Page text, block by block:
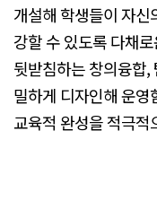
개설해 학생들이 자
강할 수 있도록 다채
뒷받침하는 창의융합
밀하게 디자인해 운
교육적 완성을 적극적